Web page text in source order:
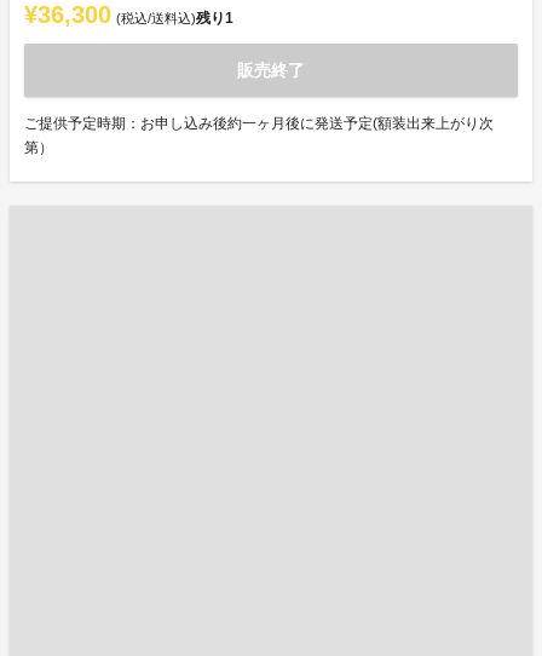
¥36,300 (税込/送料込)残り1
販売終了
ご提供予定時期：お申し込み後約一ヶ月後に発送予定(額装出来上がり次
第）